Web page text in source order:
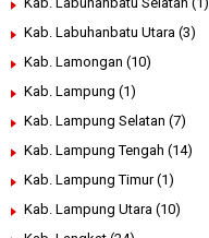
Kab. Labuhanbatu Utara (3)
Kab. Lamongan (10)
Kab. Lampung (1)
Kab. Lampung Selatan (7)
Kab. Lampung Tengah (14)
Kab. Lampung Timur (1)
Kab. Lampung Utara (10)